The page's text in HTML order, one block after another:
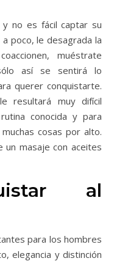
no es fácil captar su
poco, le desagrada la
muéstrate
así se sentirá lo
querer conquistarte.
resultará muy difícil
conocida y para
cosas por alto.
masaje con aceites
al
para los hombres
elegancia y distinción